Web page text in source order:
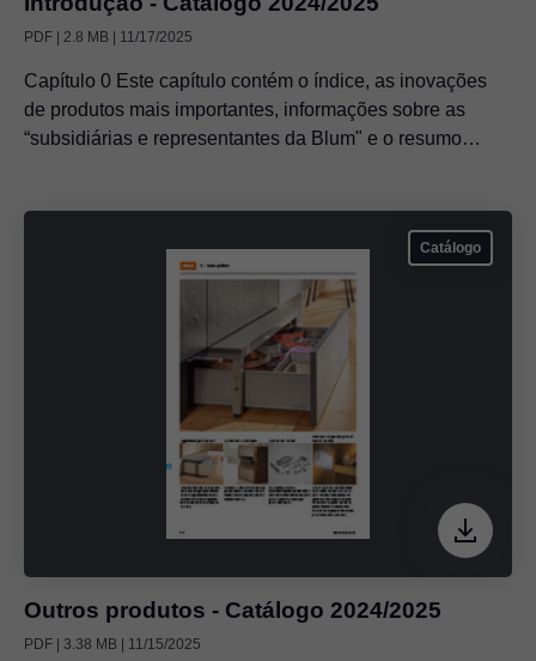
PDF | 2.8 MB | 11/17/2025
Capítulo 0 Este capítulo contém o índice, as inovações
de produtos mais importantes, informações sobre as
“subsidiárias e representantes da Blum" e o resumo
Catálogo
Outros produtos - Catálogo 2024/2025
PDF | 3.38 MB | 11/15/2025